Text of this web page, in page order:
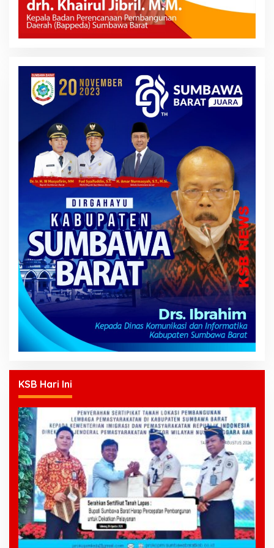
KSB Hari Ini